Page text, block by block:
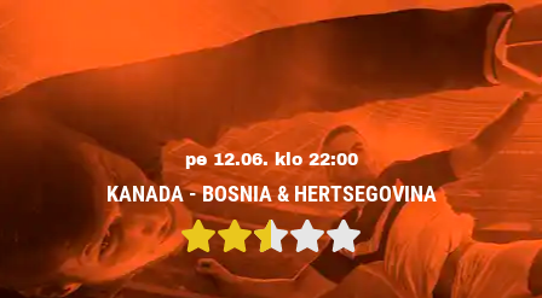
pe 12.06. klo 22:00
KANADA - BOSNIA & HERTSEGOVINA